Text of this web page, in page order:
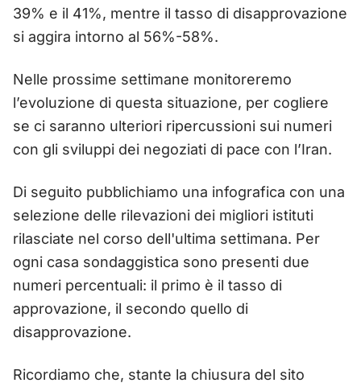
39% e il 41%, mentre il tasso di disapprovazione
si aggira intorno al 56%-58%.
Nelle prossime settimane monitoreremo
l’evoluzione di questa situazione, per cogliere
se ci saranno ulteriori ripercussioni sui numeri
con gli sviluppi dei negoziati di pace con l’Iran.
Di seguito pubblichiamo una infografica con una
selezione delle rilevazioni dei migliori istituti
rilasciate nel corso dell'ultima settimana. Per
ogni casa sondaggistica sono presenti due
numeri percentuali: il primo è il tasso di
approvazione, il secondo quello di
disapprovazione.
Ricordiamo che, stante la chiusura del sito